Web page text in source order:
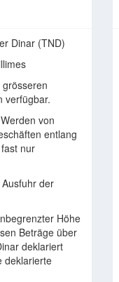
Dinar (TND)
verfügbar.
Werden von
entlang
nur
der
Höhe
Beträge über
deklariert
deklarierte